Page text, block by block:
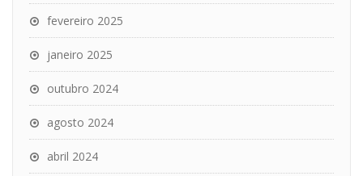
fevereiro 2025
janeiro 2025
outubro 2024
agosto 2024
abril 2024